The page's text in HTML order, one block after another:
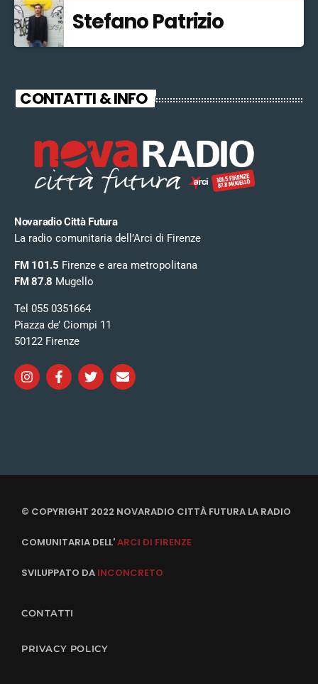
Stefano Patrizio
CONTATTI & INFO
Novaradio Città Futura
La radio comunitaria dell’Arci di Firenze
FM 101.5 Firenze e area metropolitana
FM 87.8 Mugello
Tel 055 0351664
Piazza de’ Ciompi 11
50122 Firenze
© COPYRIGHT 2022 NOVARADIO CITTÀ FUTURA LA RADIO
COMUNITARIA DELL'ARCI DI FIRENZE
SVILUPPATO DA INCONCRETO
CONTATTI
PRIVACY POLICY